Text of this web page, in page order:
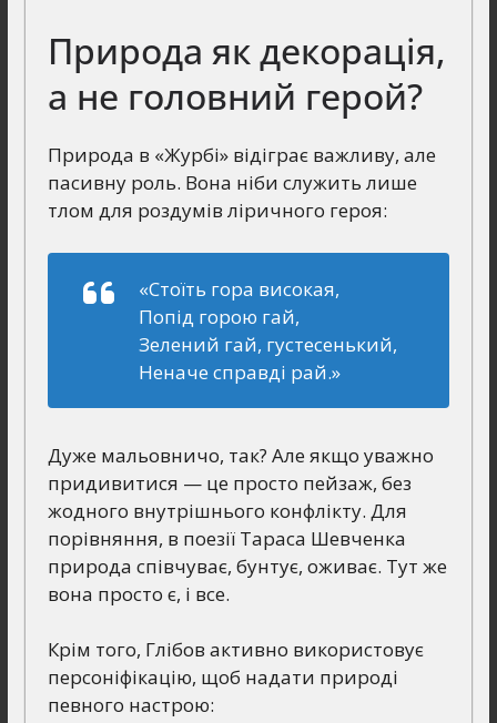
Природа як декорація,
а не головний герой?
Природа в «Журбі» відіграє важливу, але
пасивну роль. Вона ніби служить лише
тлом для роздумів ліричного героя:
«Стоїть гора високая,
Попід горою гай,
Зелений гай, густесенький,
Неначе справді рай.»
Дуже мальовничо, так? Але якщо уважно
придивитися — це просто пейзаж, без
жодного внутрішнього конфлікту. Для
порівняння, в поезії Тараса Шевченка
природа співчуває, бунтує, оживає. Тут же
вона просто є, і все.
Крім того, Глібов активно використовує
персоніфікацію, щоб надати природі
певного настрою: